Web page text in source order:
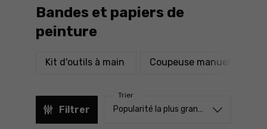
Pied de page
Carte du site
Bons plans
Bandes et papiers de
peinture
Kit d'outils à main produitsCoupeuse manuelle
Filtrer
Trier
Trier à partir de
Popularité la plus grande